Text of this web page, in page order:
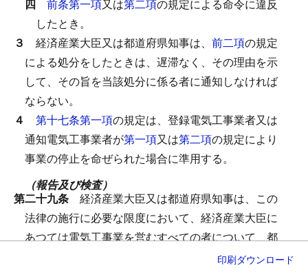
四 前条第一項又は第二項の規定による命令に違反
したとき。
３ 経済産業大臣又は都道府県知事は、 前二項の規定
による処分をしたときは、遅滞なく、その理由を示
して、その旨を当該処分に係る者に通知しなければ
ならない。
４ 第十七条第一項の規定は、登録電気工事業者又は
通知電気工事業者が第一項又は第二項の規定により
事業の停止を命ぜられた場合に準用する。
（報告及び検査）
第二十九条 経済産業大臣又は都道府県知事は、この
法律の施行に必要な限度において、経済産業大臣に
あつては電気工事業を営むすべての者について、都
道府県知事にあつては当該都道府県の区域内で電気
印刷ダウンロード